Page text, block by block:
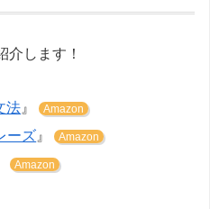
介します！
法 』 Amazon
ーズ 』 Amazon
Amazon